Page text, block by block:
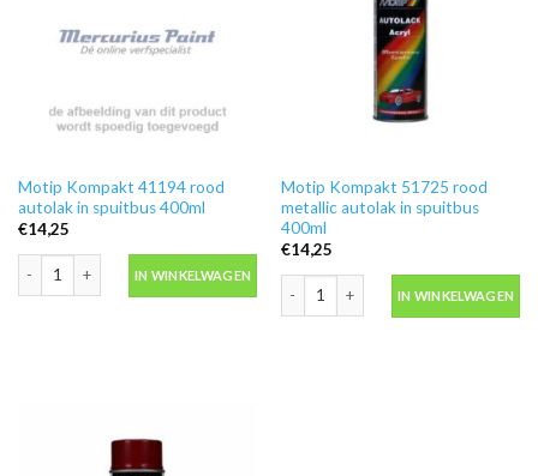
Motip Kompakt 41194 rood
autolak in spuitbus 400ml
€14,25
Motip Kompakt 41194 rood autolak in spuitbus 400ml aantal
IN WINKELWAGEN
Motip Kompakt 51725 rood
metallic autolak in spuitbus
400ml
€14,25
Motip Kompakt 51725 rood metallic
IN WINKELWAGEN